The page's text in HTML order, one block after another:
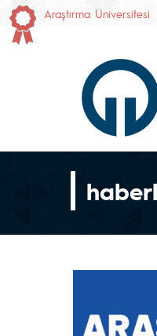
Araştırma Üniversitesi